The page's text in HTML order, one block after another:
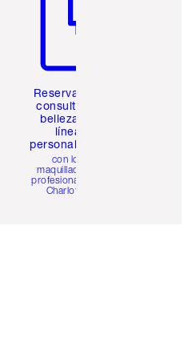
Reserva una
consulta de
belleza en
línea
personalizada
con los
maquilladores
profesionales de
Charlotte.